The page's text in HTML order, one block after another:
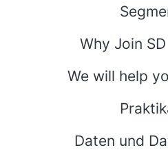
Why Join
We will help
Daten und